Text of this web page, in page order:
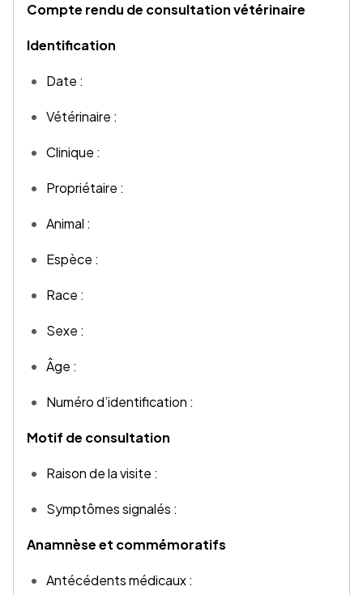
Compte rendu de consultation vétérinaire
Identification
Date :
Vétérinaire :
Clinique :
Propriétaire :
Animal :
Espèce :
Race :
Sexe :
Âge :
Numéro d’identification :
Motif de consultation
Raison de la visite :
Symptômes signalés :
Anamnèse et commémoratifs
Antécédents médicaux :